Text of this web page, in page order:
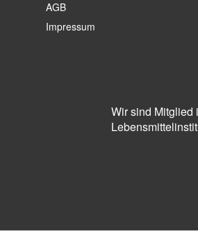
AGB
Impressum
Wir sind Mitglied